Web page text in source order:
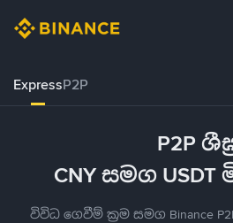
ExpressP2P
P2P
CNY සමග
විවිධ ගෙවීම් ක්‍රම සමග Binance